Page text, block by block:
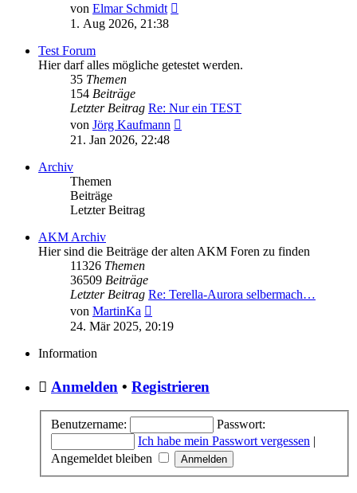
von Elmar Schmidt
1. Aug 2026, 21:38
Test Forum
Hier darf alles mögliche getestet werden.
35 Themen
154 Beiträge
Letzter Beitrag Re: Nur ein TEST
von Jörg Kaufmann
21. Jan 2026, 22:48
Archiv
Themen
Beiträge
Letzter Beitrag
AKM Archiv
Hier sind die Beiträge der alten AKM Foren zu finden
11326 Themen
36509 Beiträge
Letzter Beitrag Re: Terella-Aurora selbermach…
von MartinKa
Beitrag
24. Mär 2025, 20:19
Information
Anmelden • Registrieren
Benutzername:
Passwort:
Ich habe mein Passwort vergessen |
Angemeldet bleiben